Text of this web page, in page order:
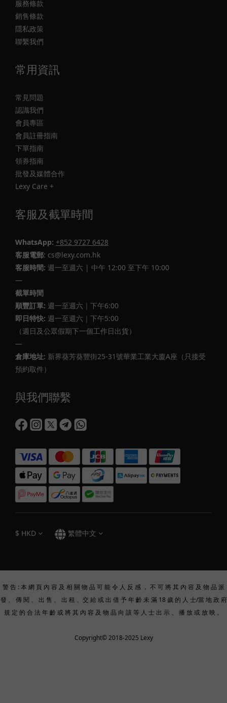
服務條款
銷售條款
隱私政策
聯繫我們
常用資訊
常見問題
認識我們
會員專區
會員註冊指南
下單指南
領券指南
批發及媒體合作
Lexy Care +
客服及截單時間
WhatsApp: +852 9727 6428
客服電郵: cs@lexy.com.hk
客服時間: 週一至週六 | 中午 12:00 至下午 10:00
—
截單時間
順豐訂單: 週一至週六｜下午6:00
即日特快: 週一至週六｜下午5:00
（週日及公眾假期下一個工作日出貨）
—
倉庫地址: 新界葵芳葵豐街25-31號華業工業大廈A座（只接受
預約取件）
與我們聯繫
$ HKD 繁體中文
警 告 : 本 網 頁 內 容 及 相 關 物 品 可 能 令 人 反 感 ， 不 可 將 其 內 容 及 物 品 派
發 、 傳 閱 、 出 售 、 出 租 、交 給 或 出 借 予 年 齡 未 滿 18 歲 的 人 士/當 地 政 府
規 定 的 合 法 年 齡 或 將 其 內 容 及 物 品 向 該 等 人 士 出 示 、 播 放 或 放 映 。
Copyright© 2018-2025 Lexy